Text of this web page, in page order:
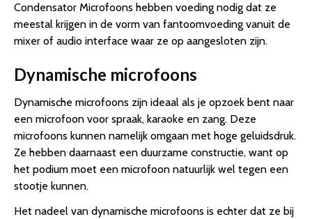
Condensator Microfoons hebben voeding nodig dat ze
meestal krijgen in de vorm van fantoomvoeding vanuit de
mixer of audio interface waar ze op aangesloten zijn.
Dynamische microfoons
Dynamische microfoons zijn ideaal als je opzoek bent naar
een microfoon voor spraak, karaoke en zang. Deze
microfoons kunnen namelijk omgaan met hoge geluidsdruk.
Ze hebben daarnaast een duurzame constructie, want op
het podium moet een microfoon natuurlijk wel tegen een
stootje kunnen.
Het nadeel van dynamische microfoons is echter dat ze bij